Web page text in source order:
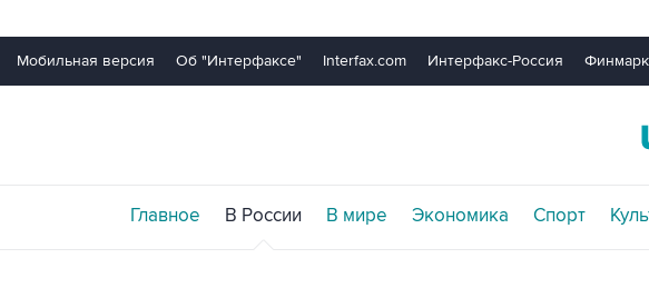
Мобильная версия Об "Интерфаксе" Interfax.com Интерфакс-Россия
Главное В России В мире Экономика Спорт